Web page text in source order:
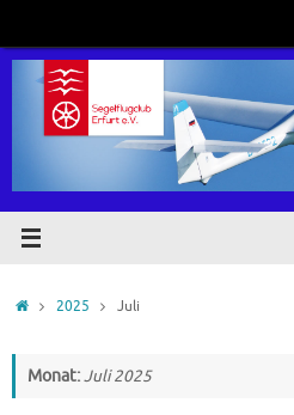
springen
Start2025 Juli
Monat:Juli 2025